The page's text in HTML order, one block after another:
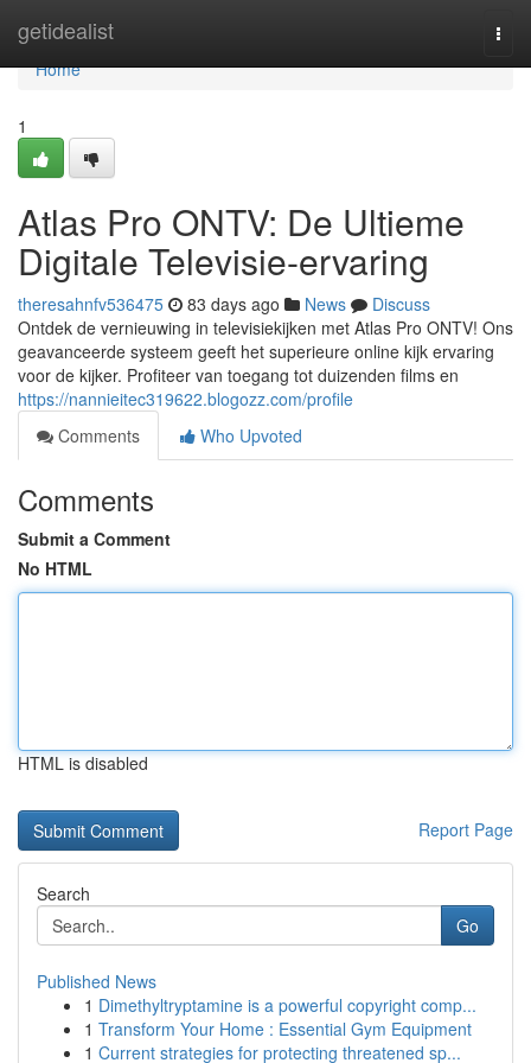
getidealist
Home
Home
1
Atlas Pro ONTV: De Ultieme
Digitale Televisie-ervaring
theresahnfv536475 83 days ago News
Discuss
Ontdek de vernieuwing in televisiekijken met Atlas Pro ONTV! Ons
geavanceerde systeem geeft het superieure online kijk ervaring
voor de kijker. Profiteer van toegang tot duizenden films en
https://nannieitec319622.blogozz.com/profile
Comments
Who Upvoted
Comments
Submit a Comment
No HTML
HTML is disabled
Report Page
Search
Go
Published News
1 Dimethyltryptamine is a powerful copyright comp...
1 Transform Your Home : Essential Gym Equipment
1 Current strategies for protecting threatened sp...